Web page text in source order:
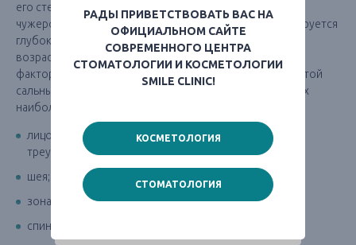
его стенки, бактерии, грибки, лейкоциты и другой
чужеродный материал оказывается под кожей, формируется
глубокая красная папула. Прыщи встречаются в любом
возрасте, а их развитие могут спровоцировать разные
факторы. Так как появление акне тесно связано с работой
сальных желез, угри чаще всего появляются в местах их
наибольшего скопления:
лицо (на лбу, подбородке, скулах, в носогубном
треугольнике);
шея;
зона декольте;
спина.
РАДЫ ПРИВЕТСТВОВАТЬ ВАС НА
ОФИЦИАЛЬНОМ САЙТЕ
СОВРЕМЕННОГО ЦЕНТРА
СТОМАТОЛОГИИ И КОСМЕТОЛОГИИ
SMILE CLINIC!
КОСМЕТОЛОГИЯ
СТОМАТОЛОГИЯ